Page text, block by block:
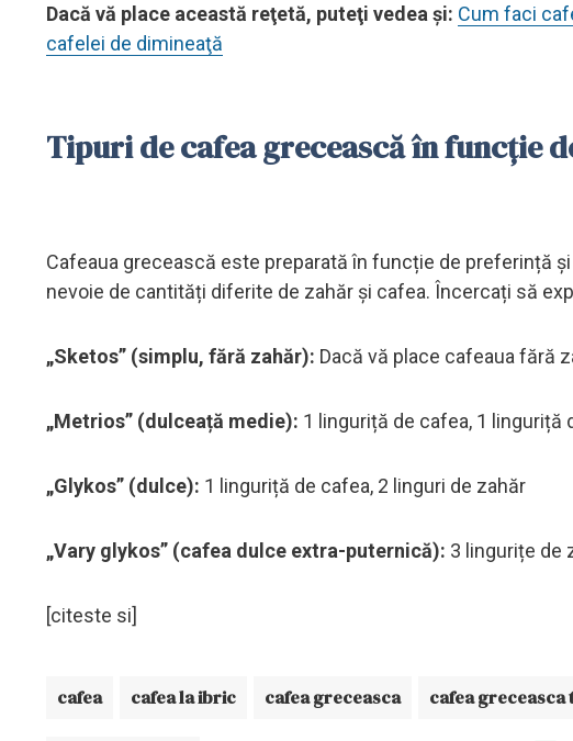
Dacă vă place această reţetă, puteţi vedea şi: Cum faci
cafelei de dimineaţă
Tipuri de cafea grecească în funcție
Cafeaua grecească este preparată în funcție de preferință
nevoie de cantități diferite de zahăr și cafea. Încercați să
„Sketos” (simplu, fără zahăr): Dacă vă place cafeaua fără
„Metrios” (dulceață medie): 1 linguriță de cafea, 1 linguriță
„Glykos” (dulce): 1 linguriță de cafea, 2 linguri de zahăr
„Vary glykos” (cafea dulce extra-puternică): 3 lingurițe de
[citeste si]
cafea cafea la ibric cafea greceasca cafea